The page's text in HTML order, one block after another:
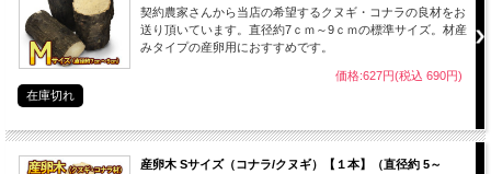
契約農家さんから当店の希望するクヌギ・コナラの良材をお
送り頂いています。直径約7ｃｍ～9ｃｍの標準サイズ。材産
みタイプの産卵用におすすめです。
価格:627円(税込 690円)
在庫切れ
産卵木 Sサイズ（コナラ/クヌギ）【１本】（直径約 5～